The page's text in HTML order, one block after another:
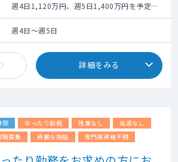
週4日1,120万円、週5日1,400万円を予定
（応相談）
週4日～週5日
詳細をみる
院 ゆったり勤務 残業なし
当直なし
職募集 綺麗な施設 専門医資格不問